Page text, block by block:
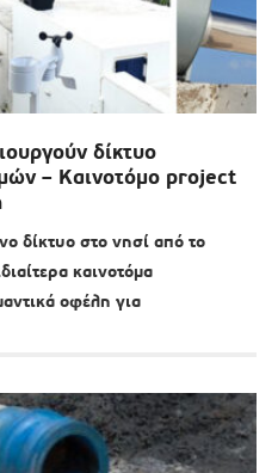
δίκτυο
– Καινοτόμο project
δίκτυο στο νησί από το
καινοτόμα
οφέλη για